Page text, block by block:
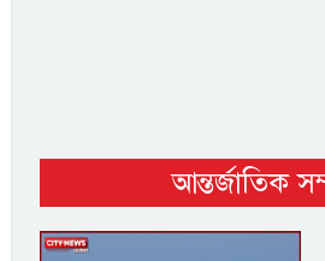
আন্তর্জাতিক